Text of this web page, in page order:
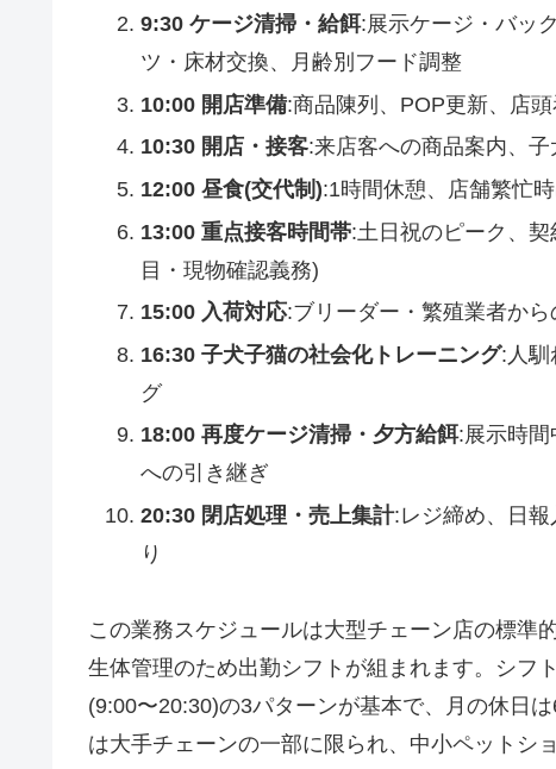
9:30 ケージ清掃・給餌:展示ケージ・バッ
ツ・床材交換、月齢別フード調整
10:00 開店準備:商品陳列、POP更新、店
10:30 開店・接客:来店客への商品案内、
12:00 昼食(交代制):1時間休憩、店舗繁忙
13:00 重点接客時間帯:土日祝のピーク、
目・現物確認義務)
15:00 入荷対応:ブリーダー・繁殖業者か
16:30 子犬子猫の社会化トレーニング:人馴
グ
18:00 再度ケージ清掃・夕方給餌:展示時間
への引き継ぎ
20:30 閉店処理・売上集計:レジ締め、日
り
この業務スケジュールは大型チェーン店の標準
生体管理のため出勤シフトが組まれます。シフ
(9:00〜20:30)の3パターンが基本で、月の休日
は大手チェーンの一部に限られ、中小ペットシ